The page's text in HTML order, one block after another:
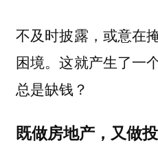
不及时披露，或意在
困境。这就产生了一
总是缺钱？
既做房地产，又做